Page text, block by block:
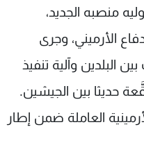
منصبه الجديد،
الأرميني، وجرى
البلدين وآلية تنفيذ
حديثا بين الجيشين.
العاملة ضمن إطار
الخصوصية